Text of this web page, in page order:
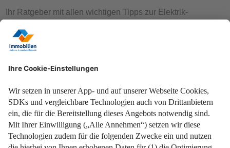
Ihr Ratgeber mit allen wichtigen Tipps zur Elektrik-
Weiterlesen
Das Badezimmer in eine Wellness-Oase verwandeln und
dabei clever sparen.
Weiterlesen